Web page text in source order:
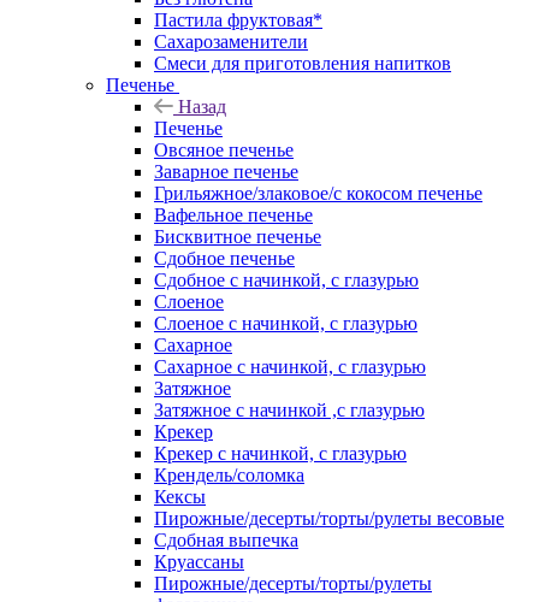
Пастила фруктовая*
Сахарозаменители
Смеси для приготовления напитков
Печенье
Назад
Печенье
Овсяное печенье
Заварное печенье
Грильяжное/злаковое/с кокосом печенье
Вафельное печенье
Бисквитное печенье
Сдобное печенье
Сдобное с начинкой, с глазурью
Слоеное
Слоеное с начинкой, с глазурью
Сахарное
Сахарное с начинкой, с глазурью
Затяжное
Затяжное с начинкой ,с глазурью
Крекер
Крекер с начинкой, с глазурью
Крендель/соломка
Кексы
Пирожные/десерты/торты/рулеты весовые
Сдобная выпечка
Круассаны
Пирожные/десерты/торты/рулеты